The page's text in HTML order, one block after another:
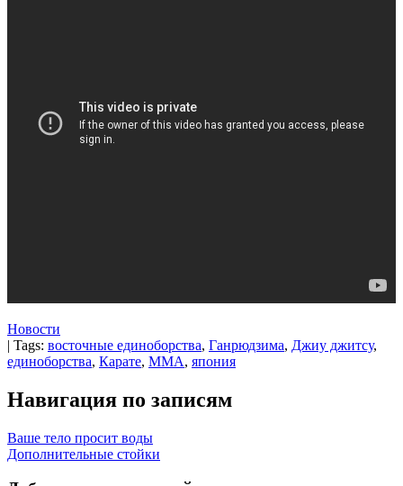
Новости
| Tags: восточные единоборства, Ганрюдзима, Джиу джитсу,
единоборства, Карате, ММА, япония
Навигация по записям
Ваше тело просит воды
Дополнительные стойки